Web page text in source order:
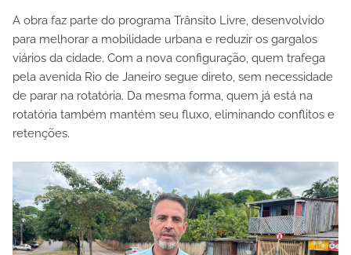
A obra faz parte do programa Trânsito Livre, desenvolvido
para melhorar a mobilidade urbana e reduzir os gargalos
viários da cidade. Com a nova configuração, quem trafega
pela avenida Rio de Janeiro segue direto, sem necessidade
de parar na rotatória. Da mesma forma, quem já está na
rotatória também mantém seu fluxo, eliminando conflitos e
retenções.